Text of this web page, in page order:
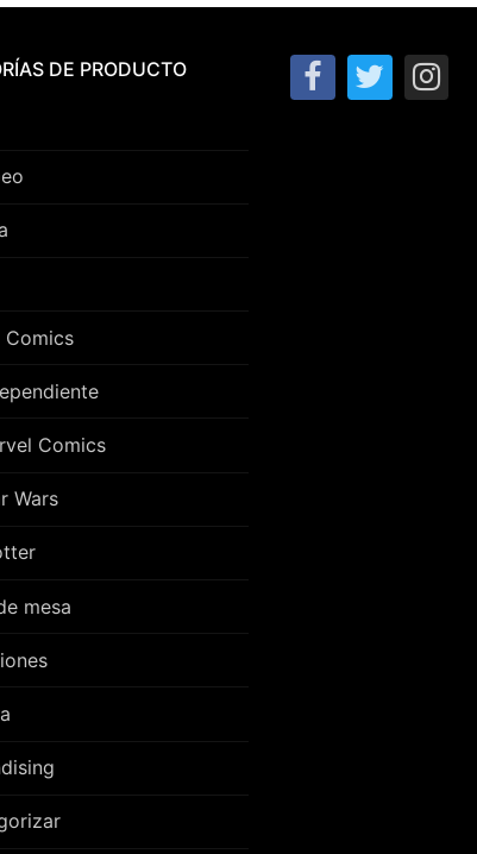
DE PRODUCTO
Comics
Comics
Wars
mesa